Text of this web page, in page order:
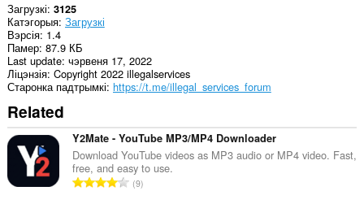
Загрузкі 3125
Катэгорыя Загрузкі
Вэрсія 1.4
Памер 87.9 КБ
Last update чэрвеня 17, 2022
Ліцэнзія Copyright 2022 illegalservices
Старонка падтрымкі https://t.me/illegal_services_forum
Related
Y2Mate - YouTube MP3/MP4 Downloader
Download YouTube videos as MP3 audio or MP4 video. Fast,
free, and easy to use.
А9